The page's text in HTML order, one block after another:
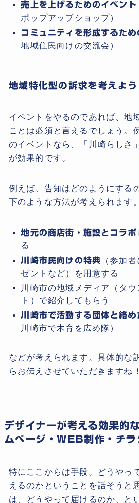
売上を上げるためのイベント
ポップアップショップ）
コミュニティを形成するため
地域住民向けの交流会）
地域特化型の訴求を考えよう
イベントをやるのであれば、地
ことは必須と言えるでしょう。
のイベントなら、「川崎らしさ
が効果的です。
例えば、告知はどのようにする
下のような方法が考えられます。
地元の商店街・施設とコラボ
る
川崎市民向けの特典
（参加
ゼントなど）を用意する
川崎市の地域メディア（タウ
ト）で紹介してもらう
川崎市で活動する団体と絡め
川崎市で木育を広め隊）
などが考えられます。具体的な
らお伝えさせていただきますね！
デザイナーが考える効果的
ムページ・WEB制作・チラ
特にここからは手段。どうやっ
えるのかということを話そうと
は、どうやって届けるのか、と